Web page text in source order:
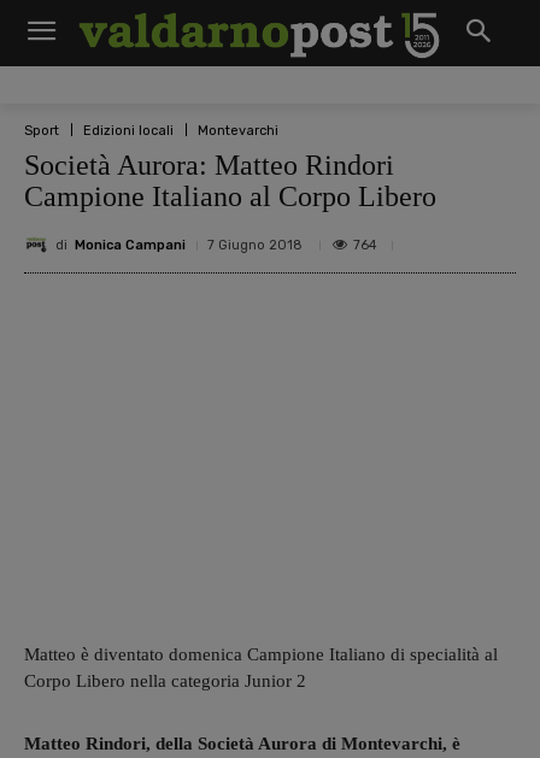
Sport Edizioni locali Montevarchi
Società Aurora: Matteo Rindori
Campione Italiano al Corpo Libero
di Monica Campani 7 Giugno 2018 764
Matteo è diventato domenica Campione Italiano di specialità al
Corpo Libero nella categoria Junior 2
Matteo Rindori, della Società Aurora di Montevarchi, è